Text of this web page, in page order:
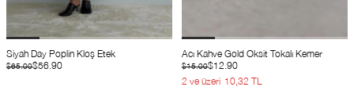
Siyah Day Poplin Kloş Etek
$56.90
$65.00
Acı Kahve Gold Oksit Tokalı Kemer
$12.90
$15.00
2 ve üzeri 10,32 TL